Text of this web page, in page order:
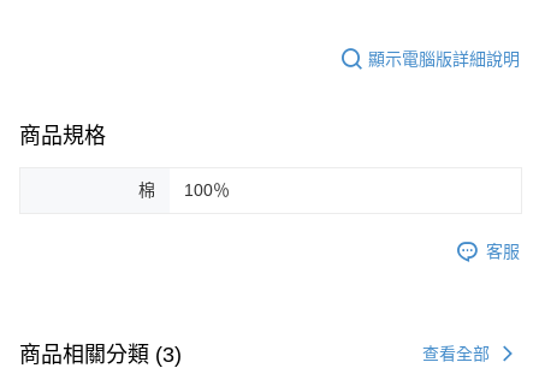
顯示電腦版詳細說明
商品規格
棉 100％
客服
商品相關分類 (3) 查看全部